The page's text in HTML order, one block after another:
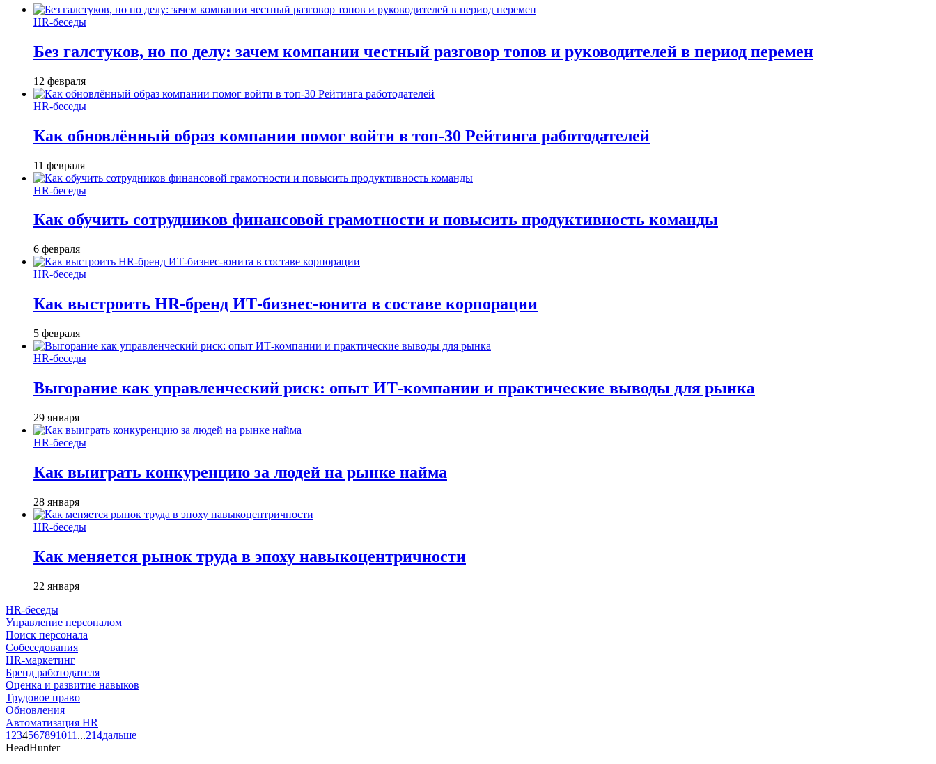
HR-беседы
Без галстуков, но по делу: зачем компании честный разговор топов и руководителей в период перемен
12 февраля
HR-беседы
Как обновлённый образ компании помог войти в топ-30 Рейтинга работодателей
11 февраля
HR-беседы
Как обучить сотрудников финансовой грамотности и повысить продуктивность команды
6 февраля
HR-беседы
Как выстроить HR-бренд ИТ-бизнес-юнита в составе корпорации
5 февраля
HR-беседы
Выгорание как управленческий риск: опыт ИТ-компании и практические выводы для рынка
29 января
HR-беседы
Как выиграть конкуренцию за людей на рынке найма
28 января
HR-беседы
Как меняется рынок труда в эпоху навыкоцентричности
22 января
HR-беседы
Управление персоналом
Поиск персонала
Собеседования
HR-маркетинг
Бренд работодателя
Оценка и развитие навыков
Трудовое право
Обновления
Автоматизация HR
1 234567891011 ...214дальше
HeadHunter